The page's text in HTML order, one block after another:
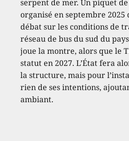
serpent de mer. Un piquet
organisé en septembre
débat sur les conditions de
réseau de bus du sud du
joue la montre, alors que le
statut en 2027. L’État fera
la structure, mais pour
rien de ses intentions,
ambiant.